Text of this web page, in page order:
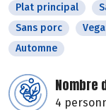
Plat principal
Sans porc
Automne
Nombre
4